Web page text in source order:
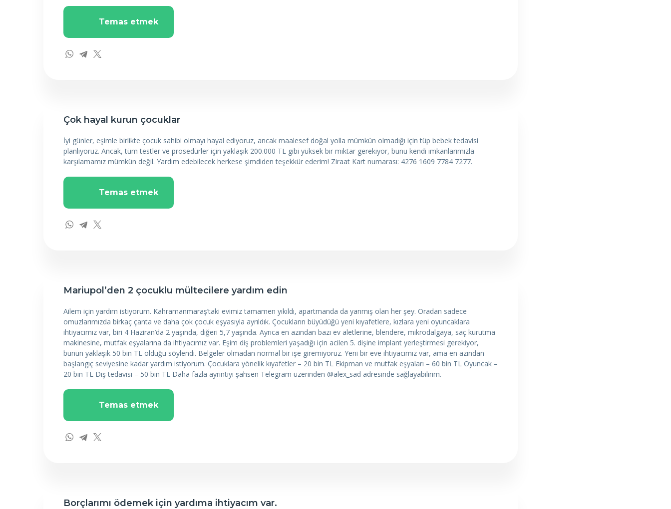
Temas etmek
Çok hayal kurun çocuklar
İyi günler, eşimle birlikte çocuk sahibi olmayı hayal ediyoruz, ancak maalesef doğal yolla mümkün olmadığı için tüp bebek tedavisi
planlıyoruz. Ancak, tüm testler ve prosedürler için yaklaşık 200.000 TL gibi yüksek bir miktar gerekiyor, bunu kendi imkanlarımızla
karşılamamız mümkün değil. Yardım edebilecek herkese şimdiden teşekkür ederim! Ziraat Kart numarası: 4276 1609 7784 7277.
Temas etmek
Mariupol’den 2 çocuklu mültecilere yardım edin
Ailem için yardım istiyorum. Kahramanmaraş’taki evimiz tamamen yıkıldı, apartmanda da yanmış olan her şey. Oradan sadece
omuzlarımızda birkaç çanta ve daha çok çocuk eşyasıyla ayrıldık. Çocukların büyüdüğü yeni kıyafetlere, kızlara yeni oyuncaklara
ihtiyacımız var, biri 4 Haziran’da 2 yaşında, diğeri 5,7 yaşında. Ayrıca en azından bazı ev aletlerine, blendere, mikrodalgaya, saç kurutma
makinesine, mutfak eşyalarına da ihtiyacımız var. Eşim diş problemleri yaşadığı için acilen 5. dişine implant yerleştirmesi gerekiyor,
bunun yaklaşık 50 bin TL olduğu söylendi. Belgeler olmadan normal bir işe giremiyoruz. Yeni bir eve ihtiyacımız var, ama en azından
başlangıç seviyesine kadar yardım istiyorum. Çocuklara yönelik kıyafetler – 20 bin TL Ekipman ve mutfak eşyaları – 60 bin TL Oyuncak –
20 bin TL Diş tedavisi – 50 bin TL Daha fazla ayrıntıyı şahsen Telegram üzerinden @alex_sad adresinde sağlayabilirim.
Temas etmek
Borçlarımı ödemek için yardıma ihtiyacım var.